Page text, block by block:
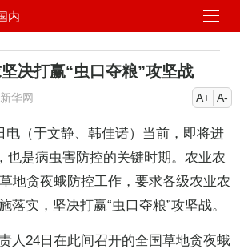
内
决打赢“虫口夺粮”攻坚战
新华网 A+ A-
电（于文静、韩佳诺）当前，即将进
也是病虫害防控的关键时期。农业农
地贪夜蛾防控工作，要求各级农业农
落实，坚决打赢“虫口夺粮”攻坚战。
人24日在此间召开的全国草地贪夜蛾